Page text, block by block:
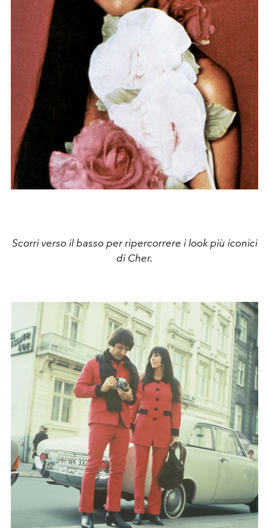
Scorri verso il basso per ripercorrere i look più iconici
di Cher.